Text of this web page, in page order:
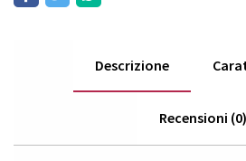
Descrizione
Recensioni (0)